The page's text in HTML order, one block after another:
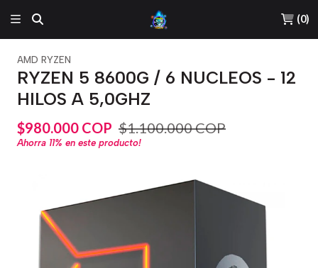
(0)
AMD RYZEN
RYZEN 5 8600G / 6 NUCLEOS - 12
HILOS A 5,0GHZ
$980.000 COP $1.100.000 COP
Ahorra 11% en este producto!